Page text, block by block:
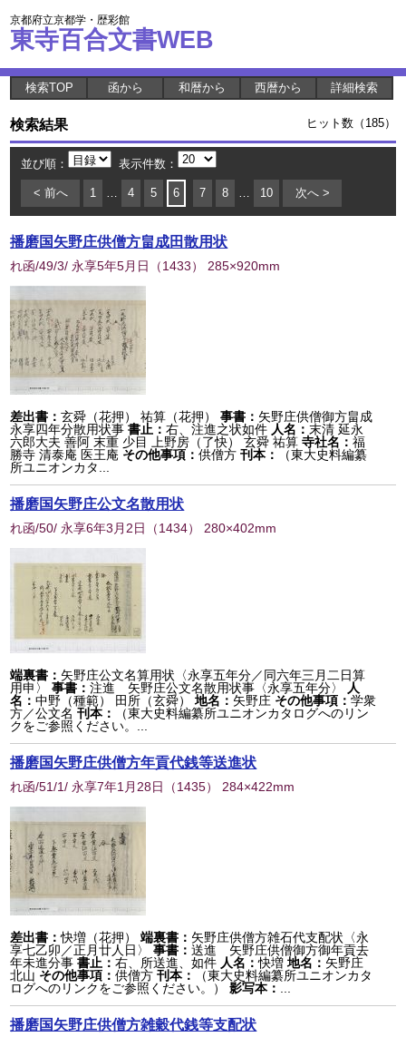
京都府立京都学・歴彩館
東寺百合文書WEB
検索TOP 函から 和暦から 西暦から 詳細検索
検索結果 ヒット数（185）
並び順： 表示件数：
< 前へ 1 … 4 5 6 7 8 … 10 次へ >
播磨国矢野庄供僧方畠成田散用状
れ函/49/3/ 永享5年5月日 （1433） 285×920mm
差出書：玄舜（花押） 祐算（花押） 事書： 矢野庄供僧御方畠成
永享四年分散用状事 書止：右、注進之状如件 人名：末清 延永
六郎大夫 善阿 末重 少目 上野房（了快） 玄舜 祐算 寺社名：福
勝寺 清泰庵 医王庵 その他事項：供僧方 刊本：
（東大史料編纂
所ユニオンカタ...
播磨国矢野庄公文名散用状
れ函/50/ 永享6年3月2日 （1434） 280×402mm
端裏書： 矢野庄公文名算用状〈永享五年分／同六年三月二日算
用申〉
事書：注進 矢野庄公文名散用状事〈永享五年分〉
人
名：中野（種範） 田所（玄舜） 地名： 矢野庄 その他事項：学衆
方／公文名 刊本：
（東大史料編纂所ユニオンカタログへのリン
クをご参照ください。...
播磨国矢野庄供僧方年貢代銭等送進状
れ函/51/1/ 永享7年1月28日 （1435） 284×422mm
差出書：快増（花押） 端裏書： 矢野庄供僧方雑石代支配状〈永
享七乙卯／正月廿人日〉
事書：送進 矢野庄供僧御方御年貢去
年未進分事 書止：右、所送進、如件 人名：快増 地名： 矢野庄
北山 その他事項：供僧方 刊本：
（東大史料編纂所ユニオンカタ
ログへのリンクをご参照ください。）
影写本：
播磨国矢野庄供僧方雑穀代銭等支配状